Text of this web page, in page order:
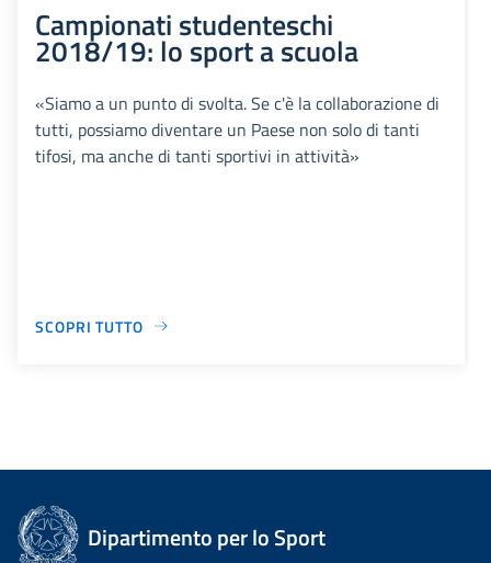
Campionati studenteschi
2018/19: lo sport a scuola
«Siamo a un punto di svolta. Se c'è la collaborazione di
tutti, possiamo diventare un Paese non solo di tanti
tifosi, ma anche di tanti sportivi in attività»
SCOPRI TUTTO
Dipartimento per lo Sport